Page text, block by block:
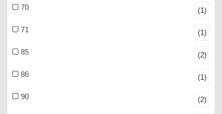
70 (1)
71 (1)
85 (2)
86 (1)
90 (2)